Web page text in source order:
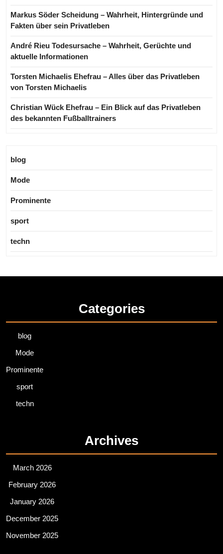
Markus Söder Scheidung – Wahrheit, Hintergründe und
Fakten über sein Privatleben
André Rieu Todesursache – Wahrheit, Gerüchte und
aktuelle Informationen
Torsten Michaelis Ehefrau – Alles über das Privatleben
von Torsten Michaelis
Christian Wück Ehefrau – Ein Blick auf das Privatleben
des bekannten Fußballtrainers
blog
Mode
Prominente
sport
techn
Categories
blog
Mode
Prominente
sport
techn
Archives
March 2026
February 2026
January 2026
December 2025
November 2025